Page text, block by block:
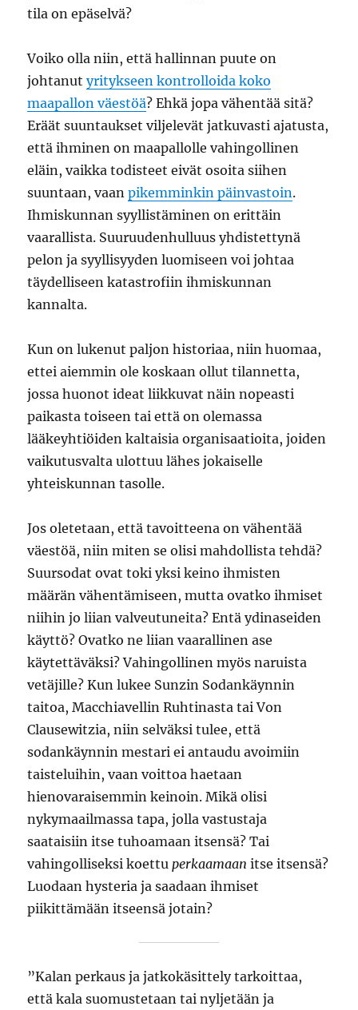
tila on epäselvä?
Voiko olla niin, että hallinnan puute on
johtanutyritykseen kontrolloida koko
maapallon väestöä? Ehkä jopa vähentää sitä?
Eräät suuntaukset viljelevät jatkuvasti ajatusta,
että ihminen on maapallolle vahingollinen
eläin, vaikka todisteet eivät osoita siihen
suuntaan, vaanpikemminkin päinvastoin.
Ihmiskunnan syyllistäminen on erittäin
vaarallista. Suuruudenhulluus yhdistettynä
pelon ja syyllisyyden luomiseen voi johtaa
täydelliseen katastrofiin ihmiskunnan
kannalta.
Kun on lukenut paljon historiaa, niin huomaa,
ettei aiemmin ole koskaan ollut tilannetta,
jossa huonot ideat liikkuvat näin nopeasti
paikasta toiseen tai että on olemassa
lääkeyhtiöiden kaltaisia organisaatioita, joiden
vaikutusvalta ulottuu lähes jokaiselle
yhteiskunnan tasolle.
Jos oletetaan, että tavoitteena on vähentää
väestöä, niin miten se olisi mahdollista tehdä?
Suursodat ovat toki yksi keino ihmisten
määrän vähentämiseen, mutta ovatko ihmiset
niihin jo liian valveutuneita? Entä ydinaseiden
käyttö? Ovatko ne liian vaarallinen ase
käytettäväksi? Vahingollinen myös naruista
vetäjille? Kun lukee Sunzin Sodankäynnin
taitoa, Macchiavellin Ruhtinasta tai Von
Clausewitzia, niin selväksi tulee, että
sodankäynnin mestari ei antaudu avoimiin
taisteluihin, vaan voittoa haetaan
hienovaraisemmin keinoin. Mikä olisi
nykymaailmassa tapa, jolla vastustaja
saataisiin itse tuhoamaan itsensä? Tai
vahingolliseksi koettu perkaamaan itse itsensä?
Luodaan hysteria ja saadaan ihmiset
piikittämään itseensä jotain?
”Kalan perkaus ja jatkokäsittely tarkoittaa,
että kala suomustetaan tai nyljetään ja